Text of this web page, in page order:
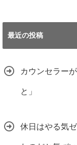
最近の投稿
カウンセラー
と」
休日はやる気